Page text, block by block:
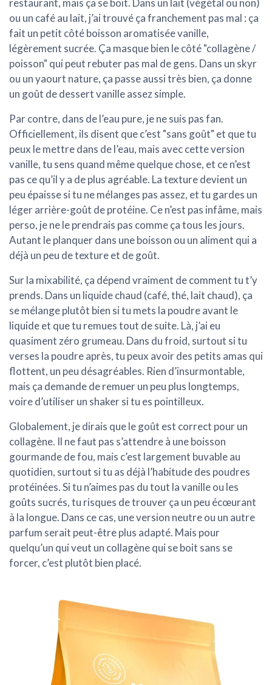
restaurant, mais ça se boit. Dans un lait (végétal ou non)
ou un café au lait, j’ai trouvé ça franchement pas mal : ça
fait un petit côté boisson aromatisée vanille,
légèrement sucrée. Ça masque bien le côté "collagène /
poisson" qui peut rebuter pas mal de gens. Dans un skyr
ou un yaourt nature, ça passe aussi très bien, ça donne
un goût de dessert vanille assez simple.
Par contre, dans de l’eau pure, je ne suis pas fan.
Officiellement, ils disent que c’est "sans goût" et que tu
peux le mettre dans de l’eau, mais avec cette version
vanille, tu sens quand même quelque chose, et ce n’est
pas ce qu’il y a de plus agréable. La texture devient un
peu épaisse si tu ne mélanges pas assez, et tu gardes un
léger arrière-goût de protéine. Ce n’est pas infâme, mais
perso, je ne le prendrais pas comme ça tous les jours.
Autant le planquer dans une boisson ou un aliment qui a
déjà un peu de texture et de goût.
Sur la mixabilité, ça dépend vraiment de comment tu t’y
prends. Dans un liquide chaud (café, thé, lait chaud), ça
se mélange plutôt bien si tu mets la poudre avant le
liquideet que tu remues tout de suite. Là, j’ai eu
quasiment zéro grumeau. Dans du froid, surtout si tu
verses la poudre après, tu peux avoir des petits amas qui
flottent, un peu désagréables. Rien d’insurmontable,
mais ça demande de remuer un peu plus longtemps,
voire d’utiliser un shaker si tu es pointilleux.
Globalement, je dirais que legoût est correct pour un
collagène. Il ne faut pas s’attendre à une boisson
gourmande de fou, mais c’est largement buvable au
quotidien, surtout si tu as déjà l’habitude des poudres
protéinées. Si tu n’aimes pas du tout la vanille ou les
goûts sucrés, tu risques de trouver ça un peu écœurant
à la longue. Dans ce cas, une version neutre ou un autre
parfum serait peut-être plus adapté. Mais pour
quelqu’un qui veut un collagène qui se boit sans se
forcer, c’est plutôt bien placé.